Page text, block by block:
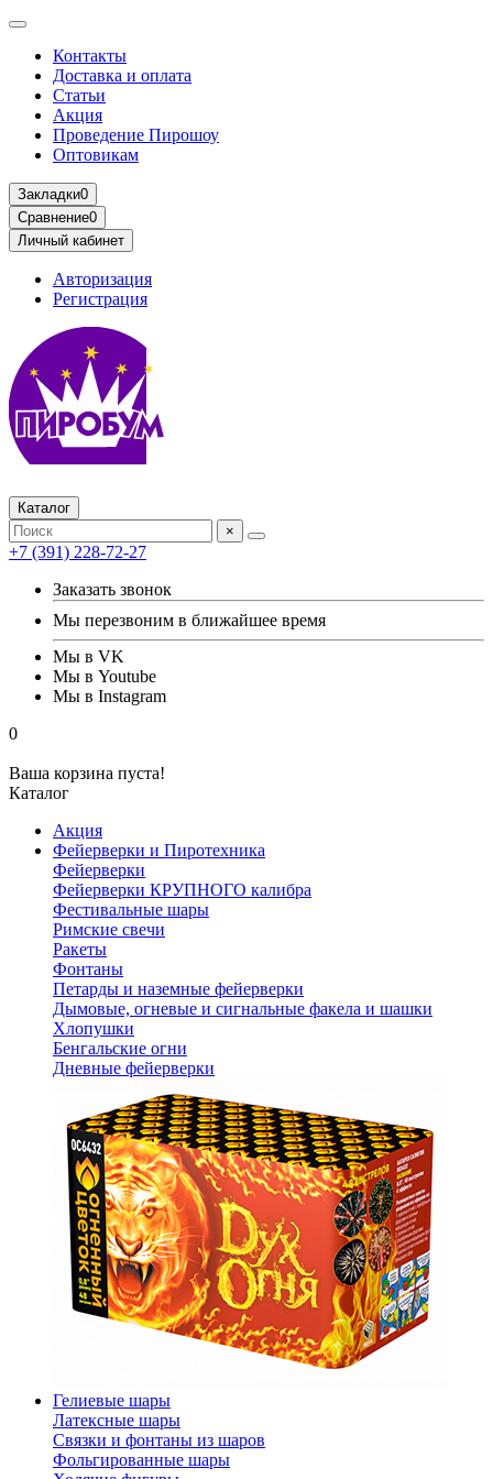
Контакты
Доставка и оплата
Статьи
Акция
Проведение Пирошоу
Оптовикам
Закладки0
Сравнение0
Личный кабинет
Авторизация
Регистрация
Каталог
×
+7 (391) 228-72-27
Заказать звонок
Мы перезвоним в ближайшее время
Мы в VK
Мы в Youtube
Мы в Instagram
0
Ваша корзина пуста!
Каталог
Акция
Фейерверки и Пиротехника
Фейерверки
Фейерверки КРУПНОГО калибра
Фестивальные шары
Римские свечи
Ракеты
Фонтаны
Петарды и наземные фейерверки
Дымовые, огневые и сигнальные факела и шашки
Хлопушки
Бенгальские огни
Дневные фейерверки
Гелиевые шары
Латексные шары
Связки и фонтаны из шаров
Фольгированные шары